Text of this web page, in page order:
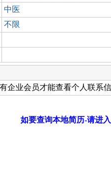
中医
不限
企业会员才能查看个人联系
如要查询本地简历-请进